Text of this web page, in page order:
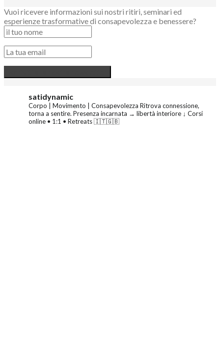
Vuoi ricevere informazioni sui nostri ritiri, seminari ed
esperienze trasformative di consapevolezza e benessere?
satidynamic
Corpo | Movimento | Consapevolezza Ritrova connessione,
torna a sentire. Presenza incarnata → libertà interiore ↓ Corsi
online • 1:1 • Retreats 🇮🇹🇬🇧